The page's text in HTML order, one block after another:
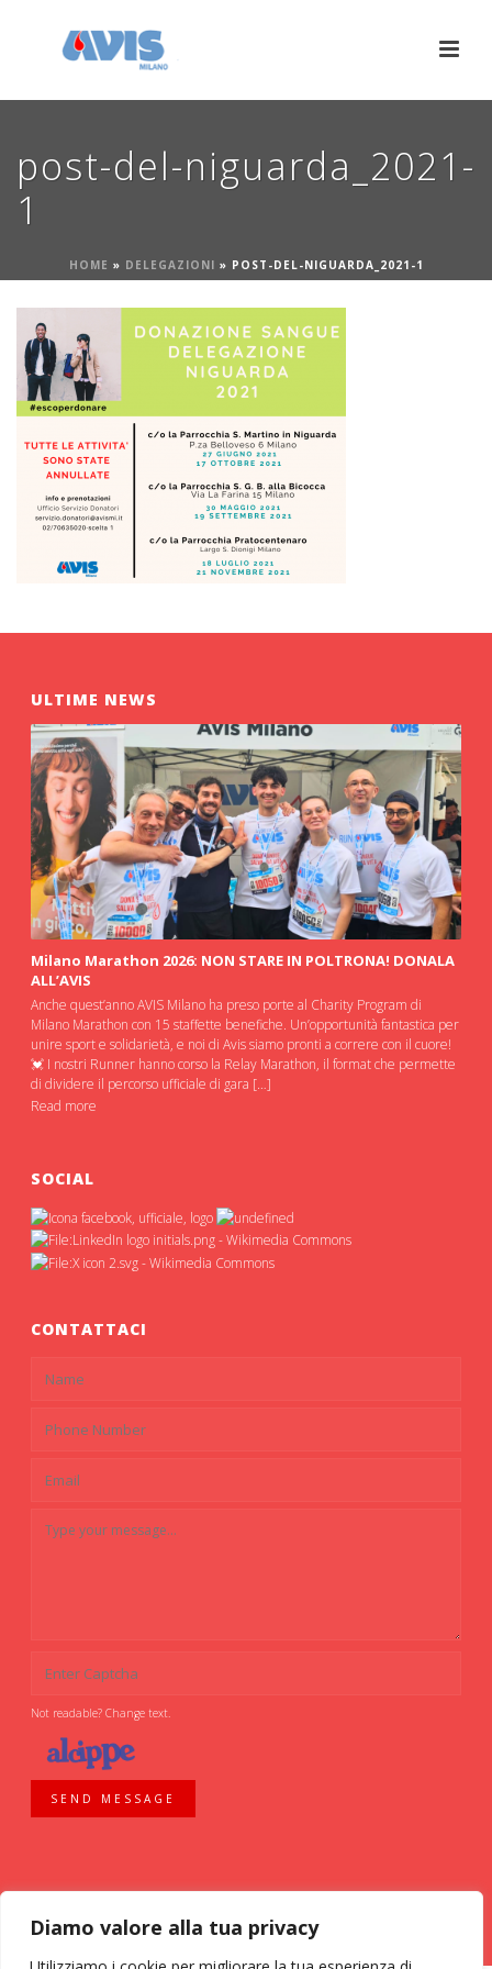
Diamo valore alla tua privacy
post-del-niguarda_2021-
1
HOME » DELEGAZIONI » POST-DEL-NIGUARDA_2021-1
ULTIME NEWS
Milano Marathon 2026: NON STARE IN POLTRONA! DONALA
ALL’AVIS
Anche quest’anno AVIS Milano ha preso porte al Charity Program di
Milano Marathon con 15 staffette benefiche. Un’opportunità fantastica per
unire sport e solidarietà, e noi di Avis siamo pronti a correre con il cuore!
💓 I nostri Runner hanno corso la Relay Marathon, il format che permette
di dividere il percorso ufficiale di gara […]
Read more
SOCIAL
CONTATTACI
Not readable? Change text.
SEND MESSAGE